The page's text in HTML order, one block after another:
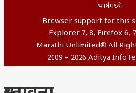
भाषेमध्ये.
Browser support for this
Explorer 7, 8, Firefox 6,
Marathi Unlimited® All
2009 – 2026 Aditya